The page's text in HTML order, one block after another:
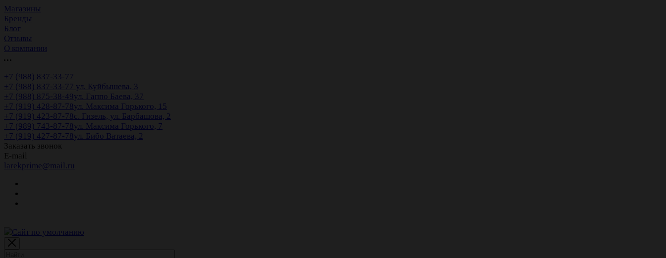
Магазины
Бренды
Блог
Отзывы
О компании
+7 (988) 837-33-77
+7 (988) 837-33-77 ул. Куйбышева, 3
+7 (988) 875-38-49ул. Гаппо Баева, 37
+7 (919) 428-87-78ул. Максима Горького, 15
+7 (919) 423-87-78с. Гизель, ул. Барбашова, 2
+7 (989) 743-87-78ул. Максима Горького, 7
+7 (919) 427-87-78ул. Бибо Ватаева, 2
Заказать звонок
E-mail
larekprime@mail.ru